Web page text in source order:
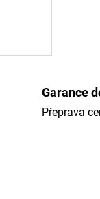
Garance
Přeprava